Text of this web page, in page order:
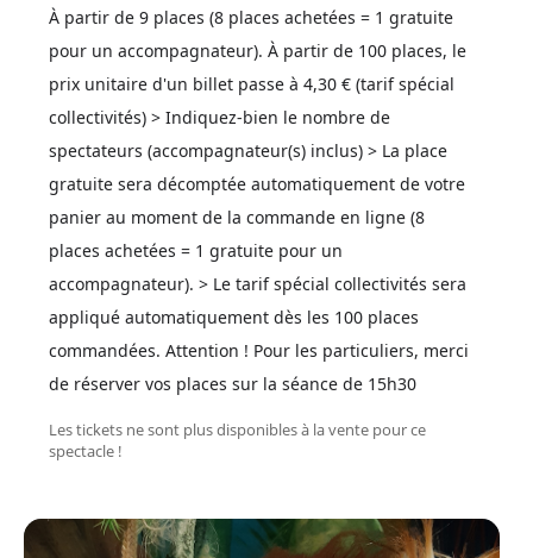
À partir de 9 places (8 places achetées = 1 gratuite
pour un accompagnateur). À partir de 100 places, le
prix unitaire d'un billet passe à 4,30 € (tarif spécial
collectivités) > Indiquez-bien le nombre de
spectateurs (accompagnateur(s) inclus) > La place
gratuite sera décomptée automatiquement de votre
panier au moment de la commande en ligne (8
places achetées = 1 gratuite pour un
accompagnateur). > Le tarif spécial collectivités sera
appliqué automatiquement dès les 100 places
commandées. Attention ! Pour les particuliers, merci
de réserver vos places sur la séance de 15h30
Les tickets ne sont plus disponibles à la vente pour ce
spectacle !